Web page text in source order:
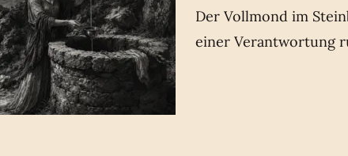
Der Vollmond im
einer Verantwortung